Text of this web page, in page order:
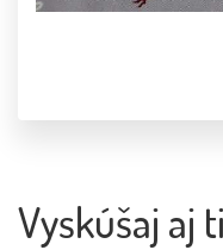
Vyskúšaj aj